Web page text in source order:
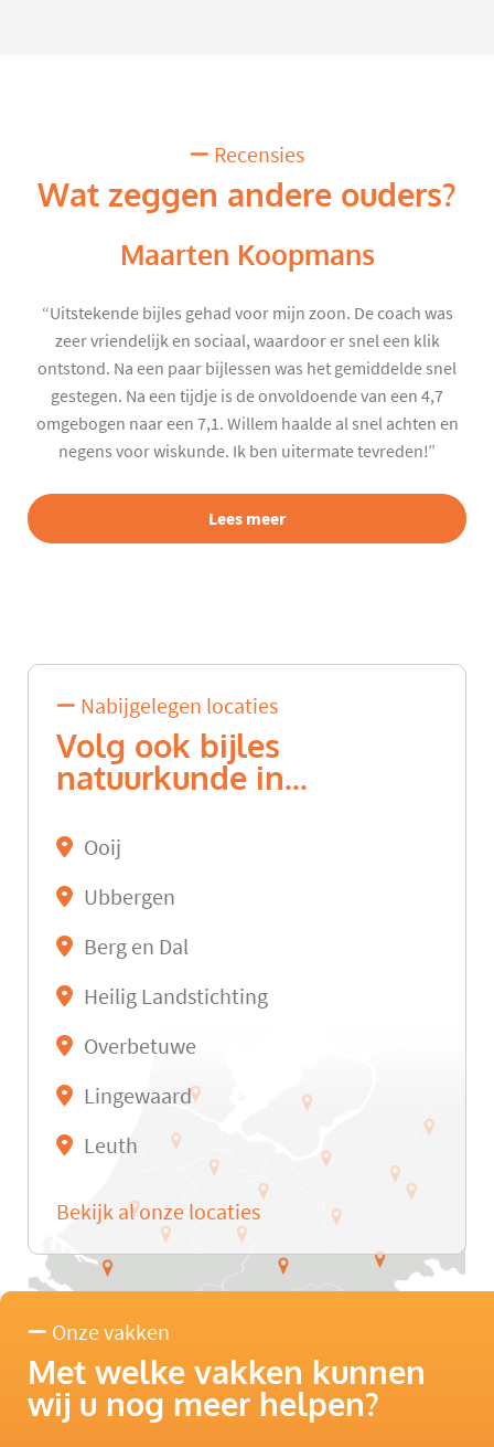
Recensies
Wat zeggen andere ouders?
Maarten Koopmans
“Uitstekende bijles gehad voor mijn zoon. De coach was
zeer vriendelijk en sociaal, waardoor er snel een klik
ontstond. Na een paar bijlessen was het gemiddelde snel
gestegen. Na een tijdje is de onvoldoende van een 4,7
omgebogen naar een 7,1. Willem haalde al snel achten en
negens voor wiskunde. Ik ben uitermate tevreden!”
Lees meer
Nabijgelegen locaties
Volg ook bijles
natuurkunde in...
Ooij
Ubbergen
Berg en Dal
Heilig Landstichting
Overbetuwe
Lingewaard
Leuth
Bekijk al onze locaties
Onze vakken
Met welke vakken kunnen
wij u nog meer helpen?